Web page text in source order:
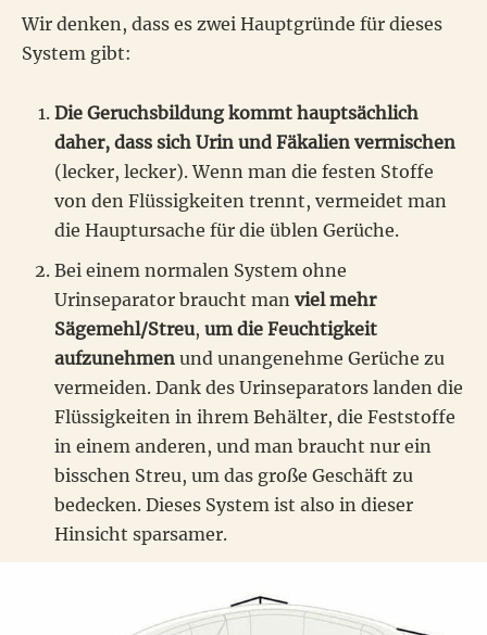
Wir denken, dass es zwei Hauptgründe für dieses
System gibt:
Die Geruchsbildung kommt hauptsächlich
daher, dass sich Urin und Fäkalien vermischen
(lecker, lecker). Wenn man die festen Stoffe
von den Flüssigkeiten trennt, vermeidet man
die Hauptursache für die üblen Gerüche.
Bei einem normalen System ohne
Urinseparator braucht man viel mehr
Sägemehl/Streu, um die Feuchtigkeit
aufzunehmen und unangenehme Gerüche zu
vermeiden. Dank des Urinseparators landen die
Flüssigkeiten in ihrem Behälter, die Feststoffe
in einem anderen, und man braucht nur ein
bisschen Streu, um das große Geschäft zu
bedecken. Dieses System ist also in dieser
Hinsicht sparsamer.